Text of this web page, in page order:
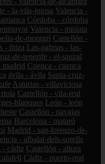
- la-vila-joiosa Valencia -
Córdoba - córdoba
Valencia - mislata
de-montgrí Castellón -
- ibiza Las-palmas - las-
de-tenerife - el-sauzal
madrid Cuenca - cuenca
ávila - ávila Santa-cruz-
Asturias - villaviciosa
Castellón - vila-real
blanques León - león
Castellón - navajas
Barcelona - mataró
Madrid - san-lorenzo-de-
- albalat-dels-sorells
- cádiz Castellón - altura
Cádiz - puerto-real